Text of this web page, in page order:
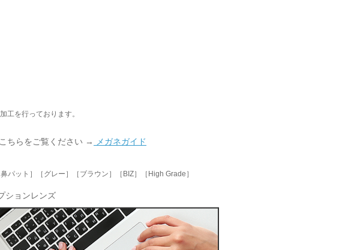
工を行っております。
ちらをご覧ください → メガネガイド
パット］［グレー］［ブラウン］［BIZ］［High Grade］
ションレンズ